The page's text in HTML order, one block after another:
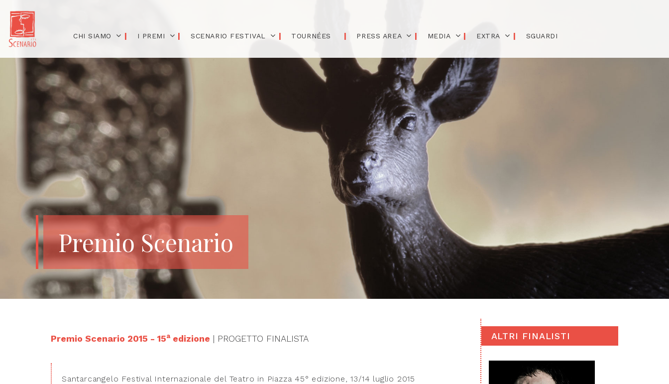
CHI SIAMO I PREMI SCENARIO FESTIVAL TOURNÉES PRESS AREA MEDIA EXTRA SGUARDI
Premio Scenario
Premio Scenario 2015 - 15a edizione | PROGETTO FINALISTA
Santarcangelo Festival Internazionale del Teatro in Piazza 45° edizione, 13/14 luglio 2015
ALTRI FINALISTI